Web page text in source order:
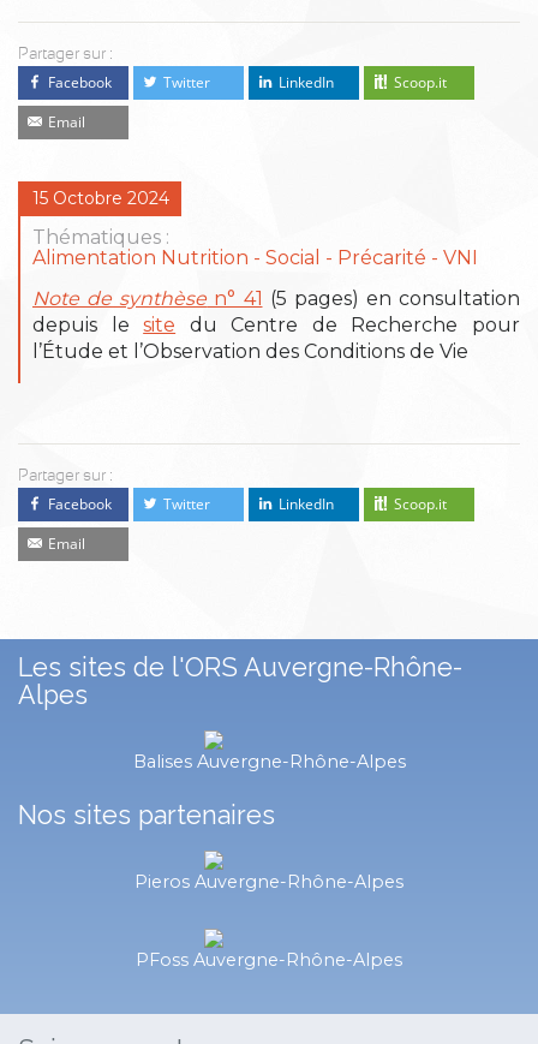
Partager sur :
Facebook Twitter LinkedIn
Scoop.it
Email
15 Octobre 2024
Thématiques :
Alimentation Nutrition
Social - Précarité
VNI
Note de synthèse n° 41 (5 pages) en consultation
depuis lesite du Centre de Recherche pour
l’Étude et l’Observation des Conditions de Vie
Partager sur :
Facebook Twitter LinkedIn
Scoop.it
Email
Les sites de l'ORS Auvergne-Rhône-
Alpes
Balises Auvergne-Rhône-Alpes
Nos sites partenaires
Pieros Auvergne-Rhône-Alpes
PFoss Auvergne-Rhône-Alpes